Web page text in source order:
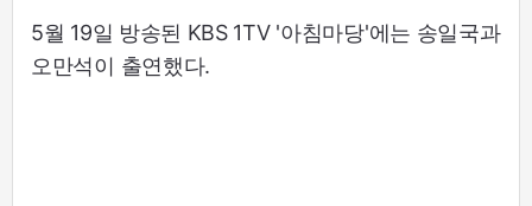
5월 19일 방송된 KBS 1TV '아침마당'에는 송일국과
오만석이 출연했다.